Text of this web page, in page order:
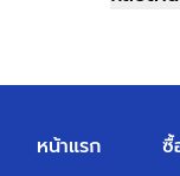
หน้าแรก ซื้